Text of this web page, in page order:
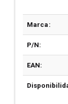
Marca:
P/N:
EAN: